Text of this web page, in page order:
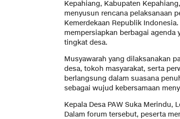
Kepahiang, Kabupaten
menyusun rencana pelaksanaan
Kemerdekaan Republik
mempersiapkan berbagai agenda
tingkat desa.
Musyawarah yang dilaksanakan
desa, tokoh masyarakat, serta
berlangsung dalam suasana
sebagai wujud kebersamaan
Kepala Desa PAW Suka Merindu,
Dalam forum tersebut, peserta